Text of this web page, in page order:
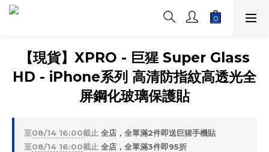
【現貨】XPRO - 巨猩 Super Glass
HD - iPhone系列 高清防指紋高透光全
屏鋼化玻璃保護貼
至08/14 16:00截止 全店，全單滿2件即送巨猩手機貼
至08/14 16:00截止 全店，全單滿3件即95折